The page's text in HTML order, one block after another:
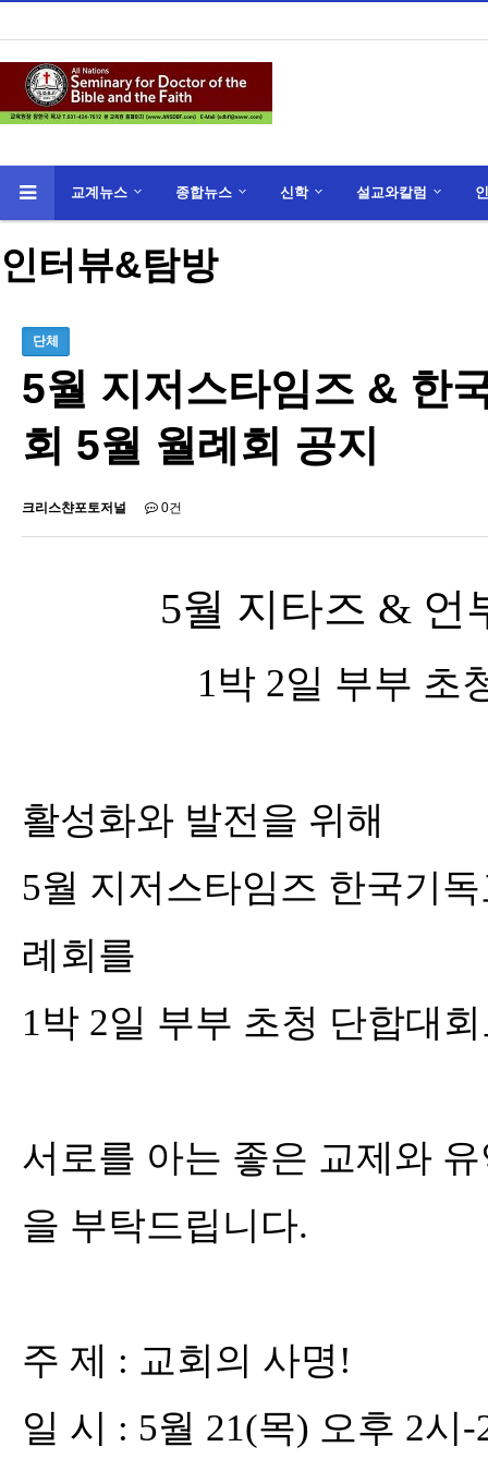
교계뉴스 종합뉴스 신학 설교와칼럼
인터뷰&탐방
단체
5월 지저스타임즈 & 한
회 5월 월례회 공지
크리스챤포토저널 0건
5월 지타즈 & 언
1박 2일 부부 초
활성화와 발전을 위해
5월 지저스타임즈 한국기
례회를
1박 2일 부부 초청 단합대
서로를 아는 좋은 교제와
을 부탁드립니다.
주 제 : 교회의 사명 !
일 시 : 5월 21(목) 오후 2시-